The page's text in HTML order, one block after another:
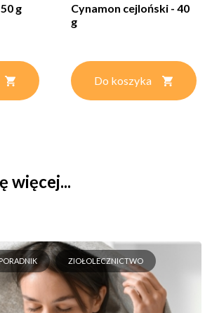
g
Cynamon cejloński - 40
g
Do koszyka
więcej...
ZIOŁOLECZNICTWO